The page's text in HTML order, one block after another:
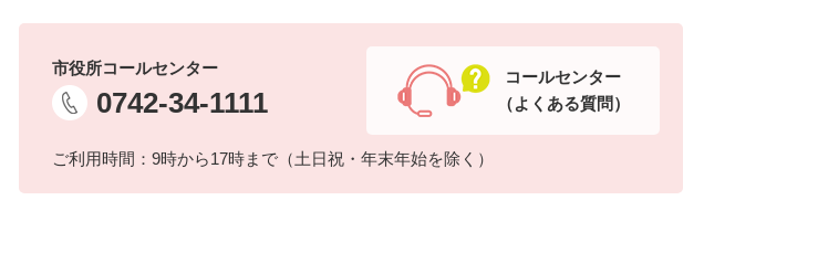
市役所コールセンター
0742-34-1111
ご利用時間：9時から17時まで（土日祝・年末年始を除く）
コールセンター
（よくある質問）